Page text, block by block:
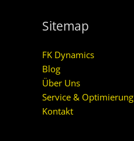
Sitemap
FK Dynamics
Blog
Über Uns
Service & Optimierung
Kontakt